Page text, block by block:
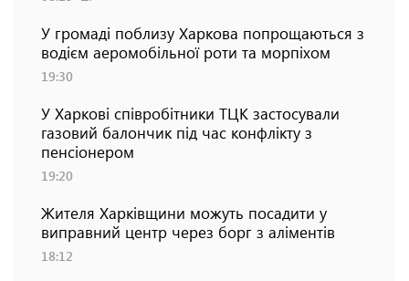
У громаді поблизу Харкова попрощаються з
водієм аеромобільної роти та морпіхом
19:30
У Харкові співробітники ТЦК застосували
газовий балончик під час конфлікту з
пенсіонером
19:20
Жителя Харківщини можуть посадити у
виправний центр через борг з аліментів
18:12